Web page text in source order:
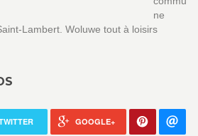
ne
Lambert. Woluwe tout à loisirs
GOOGLE+